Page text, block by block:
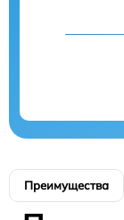
Преимущества